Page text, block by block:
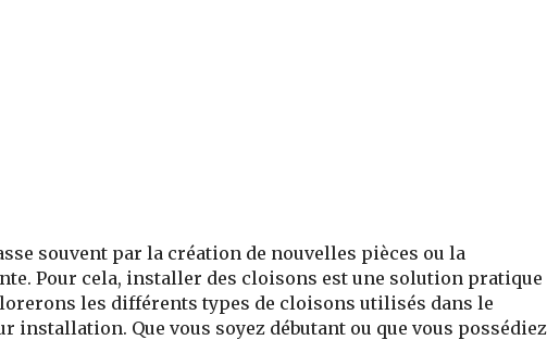
souvent par la création de nouvelles pièces ou la
Pour cela, installer des cloisons est une solution pratique
les différents types de cloisons utilisés dans le
installation. Que vous soyez débutant ou que vous possédiez